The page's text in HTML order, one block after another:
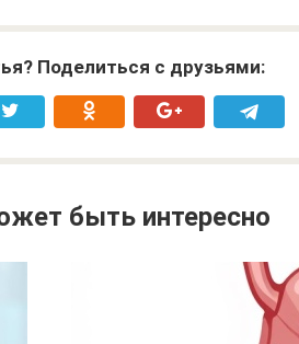
Поделиться с друзьями:
быть интересно